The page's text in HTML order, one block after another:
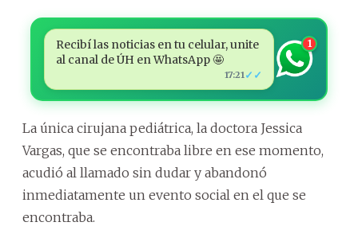
Recibí las noticias en tu celular, unite
al canal de ÚH en WhatsApp 🤩
17:21 ✓✓
1
La única cirujana pediátrica, la doctora Jessica
Vargas, que se encontraba libre en ese momento,
acudió al llamado sin dudar y abandonó
inmediatamente un evento social en el que se
encontraba.